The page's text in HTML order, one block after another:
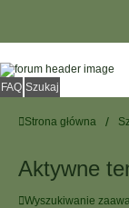
FAQ Szukaj
Strona główna
Aktywne
Wyszukiwanie